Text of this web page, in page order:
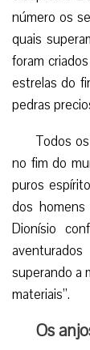
número os
quais
foram
estrelas do
pedras
Todos
no fim do
puros
dos
Dionísio
superando a
materiais”.
Os